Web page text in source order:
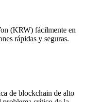
(KRW) fácilmente en
rápidas y seguras.
de blockchain de alto